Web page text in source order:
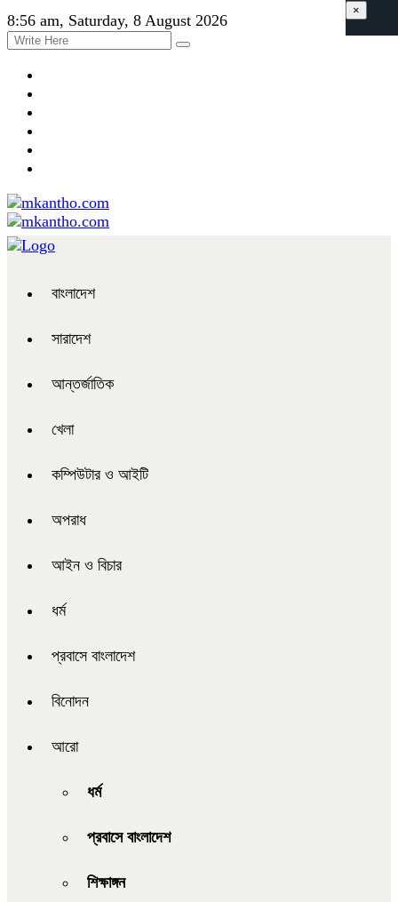
8:56 am, Saturday, 8 August 2026
বাংলাদেশ
সারাদেশ
আন্তর্জাতিক
খেলা
কম্পিউটার ও আইটি
অপরাধ
আইন ও বিচার
ধর্ম
প্রবাসে বাংলাদেশ
বিনোদন
আরো
ধর্ম
প্রবাসে বাংলাদেশ
শিক্ষাঙ্গন
×